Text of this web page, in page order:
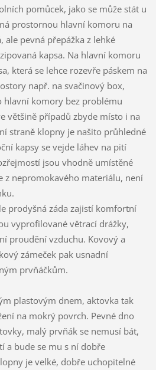
pomůcek, jako se může stát u
prostornou hlavní komoru na
ale pevná přepážka z lehké
kapsa. Na hlavní komoru
která se lehce rozevře páskem na
např. na svačinový box,
hlavní komory bez problému
většině případů zbyde místo i na
straně klopny je našito průhledné
kapsy se vejde láhev na pití
jsou vhodně umístěné
z nepromokavého materiálu, není
prodyšná záda zajistí komfortní
vyprofilované větrací drážky,
proudění vzduchu. Kovový a
zámeček pak usnadní
prvňáčkům.
plastovým dnem, aktovka tak
na mokrý povrch. Pevné dno
malý prvňák se nemusí bát,
a bude se mu s ní dobře
je velké, dobře uchopitelné